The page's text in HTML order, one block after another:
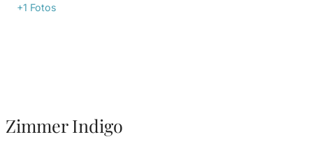
+1 Fotos
Zimmer Indigo